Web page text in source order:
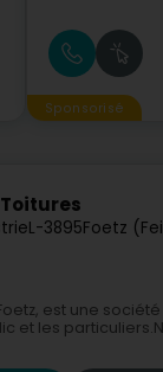
Sponsorisé
L-3895Foetz
est une
et les